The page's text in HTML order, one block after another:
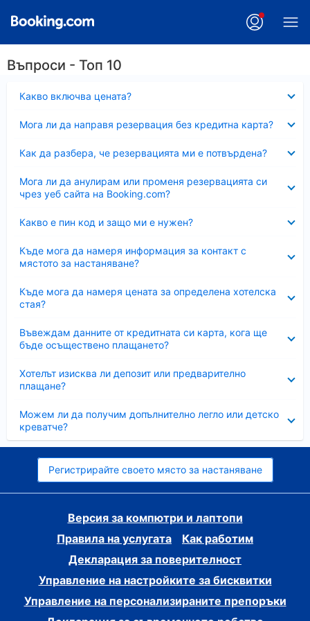
Въпроси - Топ 10
Какво включва цената?
Мога ли да направя резервация без кредитна карта?
Как да разбера, че резервацията ми е потвърдена?
Мога ли да анулирам или променя резервацията си
чрез уеб сайта на Booking.com?
Какво е пин код и защо ми е нужен?
Къде мога да намеря информация за контакт с
мястото за настаняване?
Къде мога да намеря цената за определена хотелска
стая?
Въвеждам данните от кредитната си карта, кога ще
бъде осъществено плащането?
Хотелът изисква ли депозит или предварително
плащане?
Можем ли да получим допълнително легло или детско
креватче?
Регистрирайте своето място за настаняване
Версия за компютри и лаптопи
Правила на услугата
Как работим
Декларация за поверителност
Управление на настройките за бисквитки
Управление на персонализираните препоръки